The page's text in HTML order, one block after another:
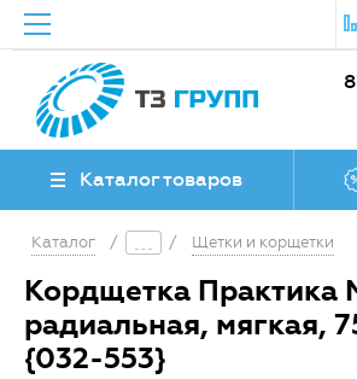
Каталог товаров
Каталог / / Щетки и корщетки
Кордщетка Практика
радиальная, мягкая,
{032-553}